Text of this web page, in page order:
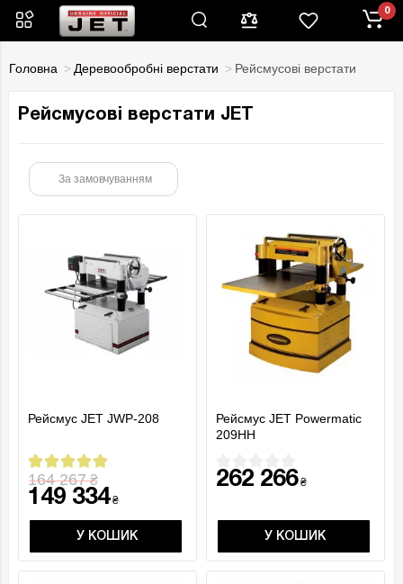
0
Головна Деревообробні верстати Рейсмусові верстати
Рейсмусові верстати JET
За замовчуванням
Рейсмус JET JWP-208
164 267₴
149 334₴
У КОШИК
Рейсмус JET Powermatic
209HH
262 266₴
У КОШИК